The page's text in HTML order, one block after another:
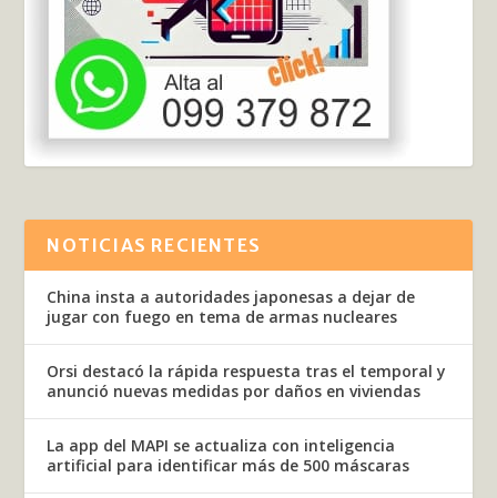
NOTICIAS RECIENTES
China insta a autoridades japonesas a dejar de
jugar con fuego en tema de armas nucleares
Orsi destacó la rápida respuesta tras el temporal y
anunció nuevas medidas por daños en viviendas
La app del MAPI se actualiza con inteligencia
artificial para identificar más de 500 máscaras